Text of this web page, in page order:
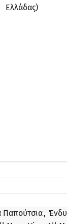
Ελλάδας)
Παπούτσια,